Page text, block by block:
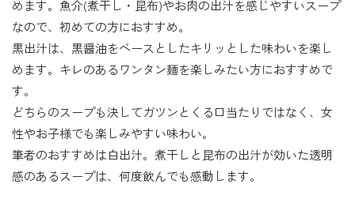
めます。魚介(煮干し・昆布)やお肉の出汁を感じやすいスープ
なので、初めての方におすすめ。
黒出汁は、黒醤油をベースとしたキリッとした味わいを楽し
めます。キレのあるワンタン麺を楽しみたい方におすすめで
す。
どちらのスープも決してガツンとくる口当たりではなく、女
性やお子様でも楽しみやすい味わい。
筆者のおすすめは白出汁。煮干しと昆布の出汁が効いた透明
感のあるスープは、何度飲んでも感動します。